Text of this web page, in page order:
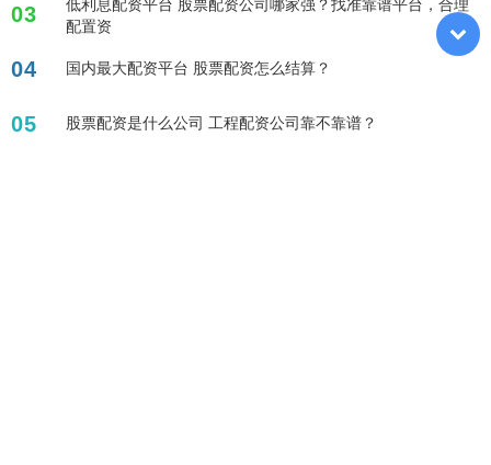
03
配置资
04 国内最大配资平台 股票配资怎么结算？
05 股票配资是什么公司 工程配资公司靠不靠谱？